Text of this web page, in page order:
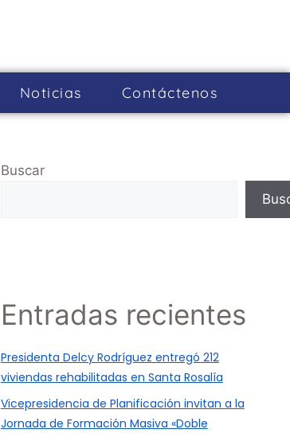
Noticias Cont­áctenos
Buscar
Entradas recientes
Presidenta Delcy Rodríguez entregó 212
viviendas rehabilitadas en Santa Rosalía
Vicepresidencia de Planificación invitan a la
Jornada de Formación Masiva «Doble